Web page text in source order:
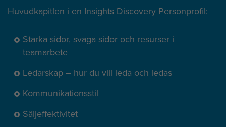
Huvudkapitlen i en Insights Discovery Personprofil:
Starka sidor, svaga sidor och resurser i
teamarbete
Ledarskap – hur du vill leda och ledas
Kommunikationsstil
Säljeffektivitet